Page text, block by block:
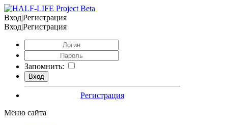
Вход|Регистрация
Вход|Регистрация
Запомнить:
Регистрация
Меню сайта